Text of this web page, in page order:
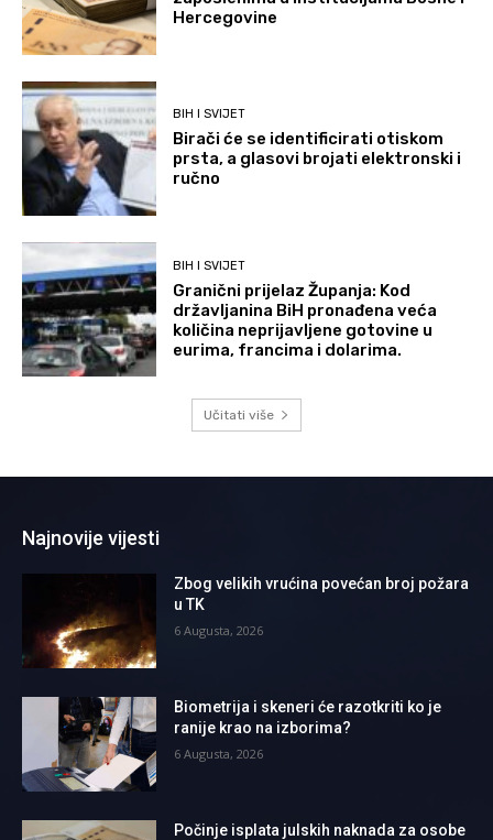
Hercegovine
BIH I SVIJET
Birači će se identificirati otiskom
prsta, a glasovi brojati elektronski i
ručno
BIH I SVIJET
Granični prijelaz Županja: Kod
državljanina BiH pronađena veća
količina neprijavljene gotovine u
eurima, francima i dolarima.
Učitati više
Najnovije vijesti
Zbog velikih vrućina povećan broj požara
u TK
6 Augusta, 2026
Biometrija i skeneri će razotkriti ko je
ranije krao na izborima?
6 Augusta, 2026
Počinje isplata julskih naknada za osobe